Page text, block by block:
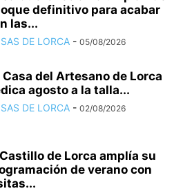
definitivo para acabar
las...
DE LORCA - 05/08/2026
Casa del Artesano de Lorca
agosto a la talla...
DE LORCA - 02/08/2026
de Lorca amplía su
de verano con